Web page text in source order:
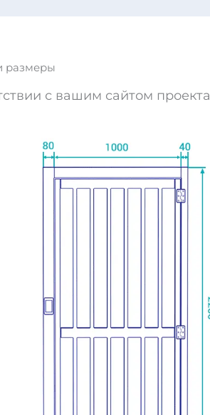
размеры
с вашим сайтом проекта